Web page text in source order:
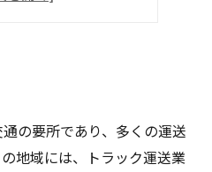
の要所であり、多くの運送
地域には、トラック運送業